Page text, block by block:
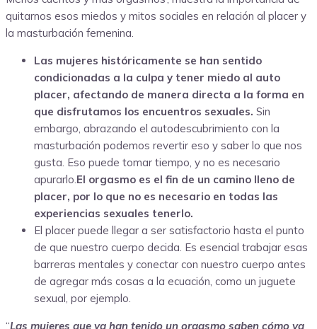
quitarnos esos miedos y mitos sociales en relación al placer y
la masturbación femenina.
Las mujeres históricamente se han sentido
condicionadas a la culpa y tener miedo al auto
placer, afectando de manera directa a la forma en
que disfrutamos los encuentros sexuales. Sin
embargo, abrazando el autodescubrimiento con la
masturbación podemos revertir eso y saber lo que nos
gusta. Eso puede tomar tiempo, y no es necesario
apurarlo.El orgasmo es el fin de un camino lleno de
placer, por lo que no es necesario en todas las
experiencias sexuales tenerlo.
El placer puede llegar a ser satisfactorio hasta el punto
de que nuestro cuerpo decida. Es esencial trabajar esas
barreras mentales y conectar con nuestro cuerpo antes
de agregar más cosas a la ecuación, como un juguete
sexual, por ejemplo.
“Las mujeres que ya han tenido un orgasmo saben cómo va